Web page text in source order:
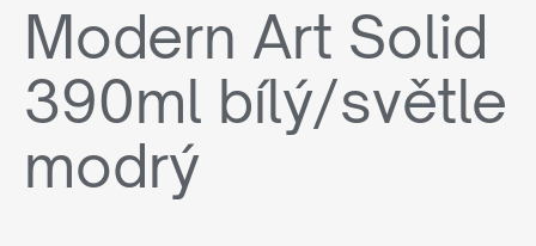
Modern Art Solid
390ml bílý/světle
modrý